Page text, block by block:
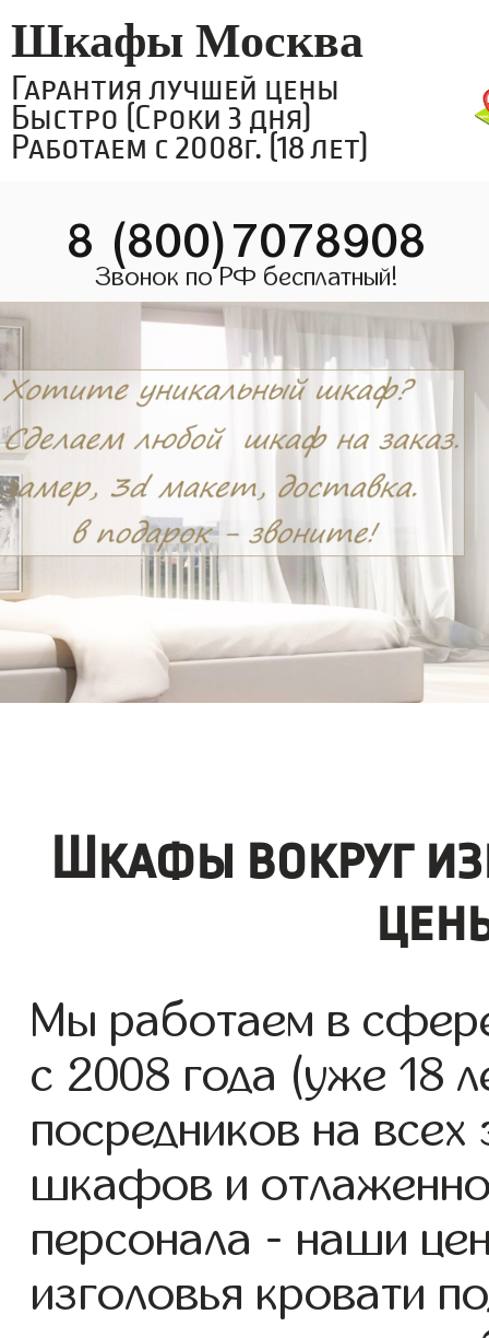
Шкафы Москва
Гарантия лучшей цены
Быстро (Сроки 3 дня)
Работаем с 2008г. (18 лет)
8 (800)7078908
Звонок по РФ бесплатный!
Шкафы вокруг
Мы работаем в
с 2008 года (уже 18
посредников на всех
шкафов и
персонала - наши
изголовья кровати